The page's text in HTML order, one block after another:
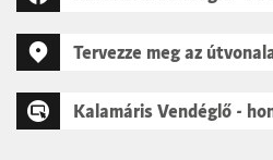
Tervezze meg az
Kalamáris Vendéglő -